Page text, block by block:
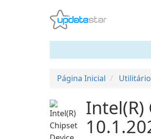
Página Inicial
Intel(R)